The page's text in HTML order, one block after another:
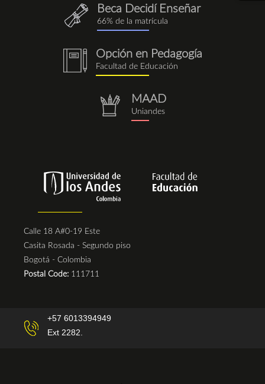
QuieroEnseñar.png
Beca Decidí Enseñar
66% de la matrícula
notebook
(1).png
Opción en Pedagogía
Facultad de Educación
repositorio.png
MAAD
Uniandes
Calle 18 A#0-19 Este
Casita Rosada - Segundo piso
Bogotá - Colombia
Postal Code: 111711
+57 6013394949
Ext 2282.